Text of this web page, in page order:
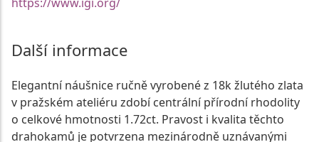
Další informace
Elegantní náušnice ručně vyrobené z 18k žlutého zlata
v pražském ateliéru zdobí centrální přírodní rhodolity
o celkové hmotnosti 1.72ct. Pravost i kvalita těchto
drahokamů je potvrzena mezinárodně uznávanými